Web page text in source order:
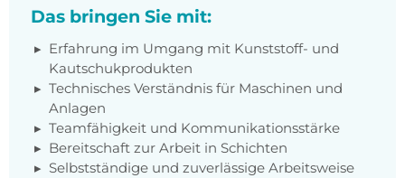
Das bringen Sie mit:
Erfahrung im Umgang mit Kunststoff- und
Kautschukprodukten
Technisches Verständnis für Maschinen und
Anlagen
Teamfähigkeit und Kommunikationsstärke
Bereitschaft zur Arbeit in Schichten
Selbstständige und zuverlässige Arbeitsweise